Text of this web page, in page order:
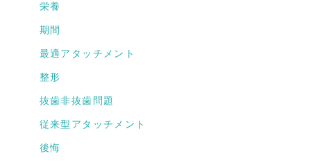
栄養
期間
最適アタッチメント
整形
抜歯非抜歯問題
従来型アタッチメント
後悔